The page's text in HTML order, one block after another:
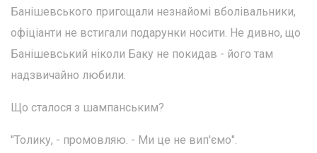
Банішевського пригощали незнайомі вболівальники,
офіціанти не встигали подарунки носити. Не дивно, що
Банішевський ніколи Баку не покидав - його там
надзвичайно любили.
Що сталося з шампанським?
"Толику, - промовляю. - Ми це не вип'ємо".